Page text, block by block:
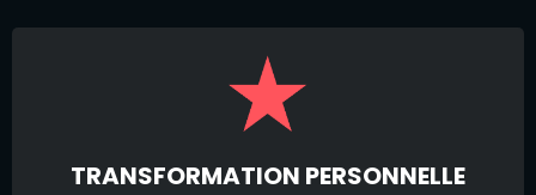
TRANSFORMATION PERSONNELLE